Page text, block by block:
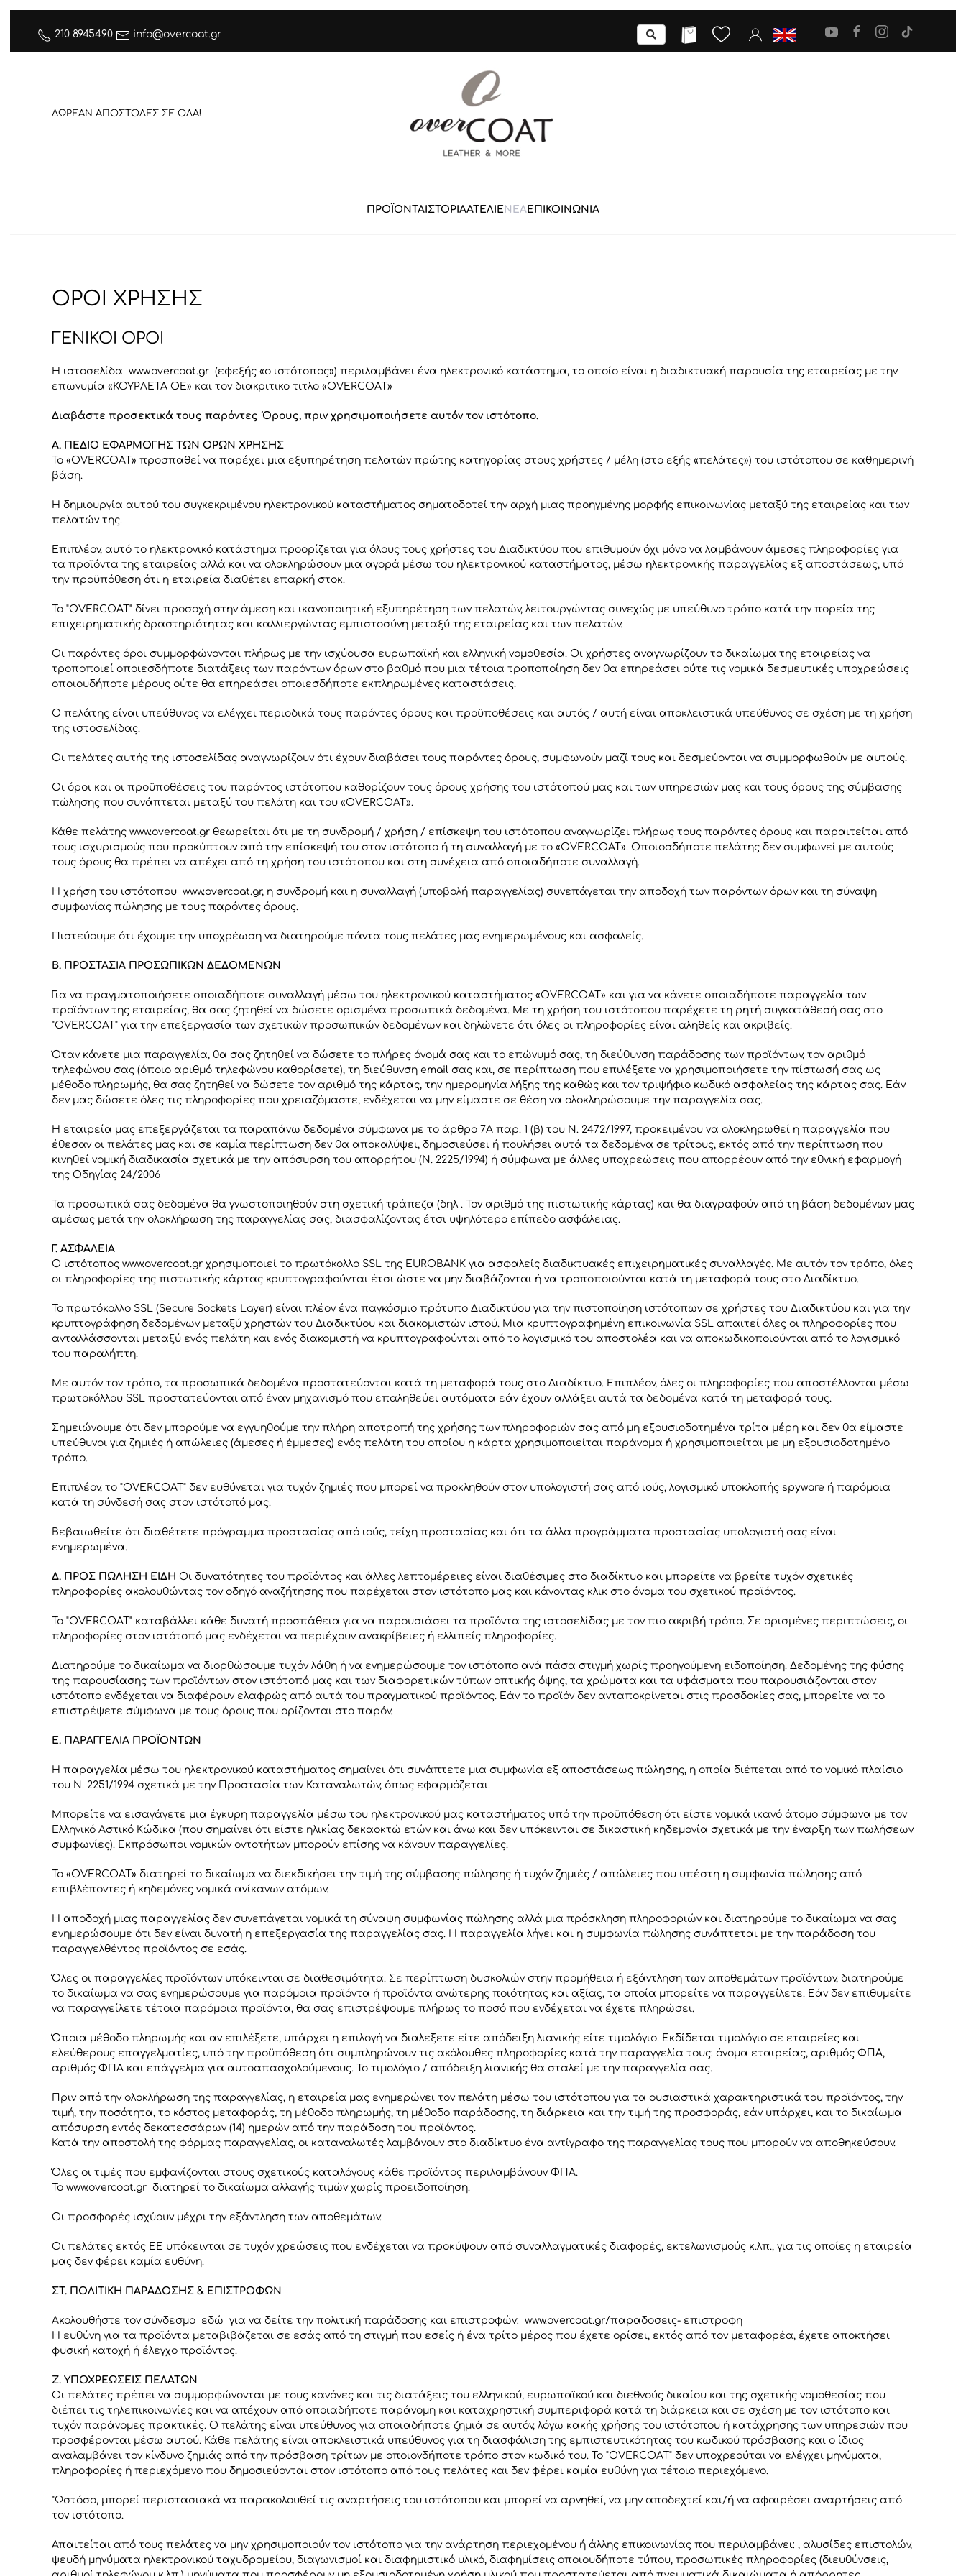
210 8945490 info@overcoat.gr
ΔΩΡΕΑΝ ΑΠΟΣΤΟΛΕΣ ΣΕ ΟΛΑ!
ΠΡΟΪΟΝΤΑΙΣΤΟΡΙΑΑΤΕΛΙΕ ΝΕΑΕΠΙΚΟΙΝΩΝΙΑ
ΟΡΟΙ ΧΡΗΣΗΣ
ΓΕΝΙΚΟΙ ΟΡΟΙ
Η ιστοσελίδα www.overcoat.gr (εφεξής «ο ιστότοπος») περιλαμβάνει ένα ηλεκτρονικό κατάστημα, το οποίο είναι η διαδικτυακή παρουσία της εταιρείας με την
επωνυμία «ΚΟΥΡΛΕΤΑ ΟΕ» και τον διακριτικο τιτλο «OVERCOAT»
Διαβάστε προσεκτικά τους παρόντες Όρους, πριν χρησιμοποιήσετε αυτόν τον ιστότοπο.
Α. ΠΕΔΙΟ ΕΦΑΡΜΟΓΗΣ ΤΩΝ ΟΡΩΝ ΧΡΗΣΗΣ
Το «OVERCOAT» προσπαθεί να παρέχει μια εξυπηρέτηση πελατών πρώτης κατηγορίας στους χρήστες / μέλη (στο εξής «πελάτες») του ιστότοπου σε καθημερινή
βάση.
Η δημιουργία αυτού του συγκεκριμένου ηλεκτρονικού καταστήματος σηματοδοτεί την αρχή μιας προηγμένης μορφής επικοινωνίας μεταξύ της εταιρείας και των
πελατών της.
Επιπλέον, αυτό το ηλεκτρονικό κατάστημα προορίζεται για όλους τους χρήστες του Διαδικτύου που επιθυμούν όχι μόνο να λαμβάνουν άμεσες πληροφορίες για
τα προϊόντα της εταιρείας αλλά και να ολοκληρώσουν μια αγορά μέσω του ηλεκτρονικού καταστήματος, μέσω ηλεκτρονικής παραγγελίας εξ αποστάσεως, υπό
την προϋπόθεση ότι η εταιρεία διαθέτει επαρκή στοκ.
Το "OVERCOAT" δίνει προσοχή στην άμεση και ικανοποιητική εξυπηρέτηση των πελατών, λειτουργώντας συνεχώς με υπεύθυνο τρόπο κατά την πορεία της
επιχειρηματικής δραστηριότητας και καλλιεργώντας εμπιστοσύνη μεταξύ της εταιρείας και των πελατών.
Οι παρόντες όροι συμμορφώνονται πλήρως με την ισχύουσα ευρωπαϊκή και ελληνική νομοθεσία. Οι χρήστες αναγνωρίζουν το δικαίωμα της εταιρείας να
τροποποιεί οποιεσδήποτε διατάξεις των παρόντων όρων στο βαθμό που μια τέτοια τροποποίηση δεν θα επηρεάσει ούτε τις νομικά δεσμευτικές υποχρεώσεις
οποιουδήποτε μέρους ούτε θα επηρεάσει οποιεσδήποτε εκπληρωμένες καταστάσεις.
Ο πελάτης είναι υπεύθυνος να ελέγχει περιοδικά τους παρόντες όρους και προϋποθέσεις και αυτός / αυτή είναι αποκλειστικά υπεύθυνος σε σχέση με τη χρήση
της ιστοσελίδας.
Οι πελάτες αυτής της ιστοσελίδας αναγνωρίζουν ότι έχουν διαβάσει τους παρόντες όρους, συμφωνούν μαζί τους και δεσμεύονται να συμμορφωθούν με αυτούς.
Οι όροι και οι προϋποθέσεις του παρόντος ιστότοπου καθορίζουν τους όρους χρήσης του ιστότοπού μας και των υπηρεσιών μας και τους όρους της σύμβασης
πώλησης που συνάπτεται μεταξύ του πελάτη και του «OVERCOAT».
Κάθε πελάτης www.overcoat.gr θεωρείται ότι με τη συνδρομή / χρήση / επίσκεψη του ιστότοπου αναγνωρίζει πλήρως τους παρόντες όρους και παραιτείται από
τους ισχυρισμούς που προκύπτουν από την επίσκεψή του στον ιστότοπο ή τη συναλλαγή με το «OVERCOAT». Οποιοσδήποτε πελάτης δεν συμφωνεί με αυτούς
τους όρους θα πρέπει να απέχει από τη χρήση του ιστότοπου και στη συνέχεια από οποιαδήποτε συναλλαγή.
Η χρήση του ιστότοπου www.overcoat.gr, η συνδρομή και η συναλλαγή (υποβολή παραγγελίας) συνεπάγεται την αποδοχή των παρόντων όρων και τη σύναψη
συμφωνίας πώλησης με τους παρόντες όρους.
Πιστεύουμε ότι έχουμε την υποχρέωση να διατηρούμε πάντα τους πελάτες μας ενημερωμένους και ασφαλείς.
Β. ΠΡΟΣΤΑΣΙΑ ΠΡΟΣΩΠΙΚΩΝ ΔΕΔΟΜΕΝΩΝ
Για να πραγματοποιήσετε οποιαδήποτε συναλλαγή μέσω του ηλεκτρονικού καταστήματος «OVERCOAT» και για να κάνετε οποιαδήποτε παραγγελία των
προϊόντων της εταιρείας, θα σας ζητηθεί να δώσετε ορισμένα προσωπικά δεδομένα. Με τη χρήση του ιστότοπου παρέχετε τη ρητή συγκατάθεσή σας στο
"OVERCOAT" για την επεξεργασία των σχετικών προσωπικών δεδομένων και δηλώνετε ότι όλες οι πληροφορίες είναι αληθείς και ακριβείς.
Όταν κάνετε μια παραγγελία, θα σας ζητηθεί να δώσετε το πλήρες όνομά σας και το επώνυμό σας, τη διεύθυνση παράδοσης των προϊόντων, τον αριθμό
τηλεφώνου σας (όποιο αριθμό τηλεφώνου καθορίσετε), τη διεύθυνση email σας και, σε περίπτωση που επιλέξετε να χρησιμοποιήσετε την πίστωσή σας ως
μέθοδο πληρωμής, θα σας ζητηθεί να δώσετε τον αριθμό της κάρτας, την ημερομηνία λήξης της καθώς και τον τριψήφιο κωδικό ασφαλείας της κάρτας σας. Εάν
δεν μας δώσετε όλες τις πληροφορίες που χρειαζόμαστε, ενδέχεται να μην είμαστε σε θέση να ολοκληρώσουμε την παραγγελία σας.
Η εταιρεία μας επεξεργάζεται τα παραπάνω δεδομένα σύμφωνα με το άρθρο 7Α παρ. 1 (β) του Ν. 2472/1997, προκειμένου να ολοκληρωθεί η παραγγελία που
έθεσαν οι πελάτες μας και σε καμία περίπτωση δεν θα αποκαλύψει, δημοσιεύσει ή πουλήσει αυτά τα δεδομένα σε τρίτους, εκτός από την περίπτωση που
κινηθεί νομική διαδικασία σχετικά με την απόσυρση του απορρήτου (Ν. 2225/1994) ή σύμφωνα με άλλες υποχρεώσεις που απορρέουν από την εθνική εφαρμογή
της Οδηγίας 24/2006
Τα προσωπικά σας δεδομένα θα γνωστοποιηθούν στη σχετική τράπεζα (δηλ . Τον αριθμό της πιστωτικής κάρτας) και θα διαγραφούν από τη βάση δεδομένων μας
αμέσως μετά την ολοκλήρωση της παραγγελίας σας, διασφαλίζοντας έτσι υψηλότερο επίπεδο ασφάλειας.
Γ. ΑΣΦΑΛΕΙΑ
Ο ιστότοπος www.overcoat.gr χρησιμοποιεί το πρωτόκολλο SSL της EUROBANK για ασφαλείς διαδικτυακές επιχειρηματικές συναλλαγές. Με αυτόν τον τρόπο, όλες
οι πληροφορίες της πιστωτικής κάρτας κρυπτογραφούνται έτσι ώστε να μην διαβάζονται ή να τροποποιούνται κατά τη μεταφορά τους στο Διαδίκτυο.
Το πρωτόκολλο SSL (Secure Sockets Layer) είναι πλέον ένα παγκόσμιο πρότυπο Διαδικτύου για την πιστοποίηση ιστότοπων σε χρήστες του Διαδικτύου και για την
κρυπτογράφηση δεδομένων μεταξύ χρηστών του Διαδικτύου και διακομιστών ιστού. Μια κρυπτογραφημένη επικοινωνία SSL απαιτεί όλες οι πληροφορίες που
ανταλλάσσονται μεταξύ ενός πελάτη και ενός διακομιστή να κρυπτογραφούνται από το λογισμικό του αποστολέα και να αποκωδικοποιούνται από το λογισμικό
του παραλήπτη.
Με αυτόν τον τρόπο, τα προσωπικά δεδομένα προστατεύονται κατά τη μεταφορά τους στο Διαδίκτυο. Επιπλέον, όλες οι πληροφορίες που αποστέλλονται μέσω
πρωτοκόλλου SSL προστατεύονται από έναν μηχανισμό που επαληθεύει αυτόματα εάν έχουν αλλάξει αυτά τα δεδομένα κατά τη μεταφορά τους.
Σημειώνουμε ότι δεν μπορούμε να εγγυηθούμε την πλήρη αποτροπή της χρήσης των πληροφοριών σας από μη εξουσιοδοτημένα τρίτα μέρη και δεν θα είμαστε
υπεύθυνοι για ζημιές ή απώλειες (άμεσες ή έμμεσες) ενός πελάτη του οποίου η κάρτα χρησιμοποιείται παράνομα ή χρησιμοποιείται με μη εξουσιοδοτημένο
τρόπο.
Επιπλέον, το "OVERCOAT" δεν ευθύνεται για τυχόν ζημιές που μπορεί να προκληθούν στον υπολογιστή σας από ιούς, λογισμικό υποκλοπής spyware ή παρόμοια
κατά τη σύνδεσή σας στον ιστότοπό μας.
Βεβαιωθείτε ότι διαθέτετε πρόγραμμα προστασίας από ιούς, τείχη προστασίας και ότι τα άλλα προγράμματα προστασίας υπολογιστή σας είναι
ενημερωμένα.
Δ. ΠΡΟΣ ΠΩΛΗΣΗ ΕΙΔΗ Οι δυνατότητες του προϊόντος και άλλες λεπτομέρειες είναι διαθέσιμες στο διαδίκτυο και μπορείτε να βρείτε τυχόν σχετικές
πληροφορίες ακολουθώντας τον οδηγό αναζήτησης που παρέχεται στον ιστότοπο μας και κάνοντας κλικ στο όνομα του σχετικού προϊόντος.
Το "OVERCOAT" καταβάλλει κάθε δυνατή προσπάθεια για να παρουσιάσει τα προϊόντα της ιστοσελίδας με τον πιο ακριβή τρόπο. Σε ορισμένες περιπτώσεις, οι
πληροφορίες στον ιστότοπό μας ενδέχεται να περιέχουν ανακρίβειες ή ελλιπείς πληροφορίες.
Διατηρούμε το δικαίωμα να διορθώσουμε τυχόν λάθη ή να ενημερώσουμε τον ιστότοπο ανά πάσα στιγμή χωρίς προηγούμενη ειδοποίηση. Δεδομένης της φύσης
της παρουσίασης των προϊόντων στον ιστότοπό μας και των διαφορετικών τύπων οπτικής όψης, τα χρώματα και τα υφάσματα που παρουσιάζονται στον
ιστότοπο ενδέχεται να διαφέρουν ελαφρώς από αυτά του πραγματικού προϊόντος. Εάν το προϊόν δεν ανταποκρίνεται στις προσδοκίες σας, μπορείτε να το
επιστρέψετε σύμφωνα με τους όρους που ορίζονται στο παρόν.
Ε. ΠΑΡΑΓΓΕΛΙΑ ΠΡΟΪΟΝΤΩΝ
Η παραγγελία μέσω του ηλεκτρονικού καταστήματος σημαίνει ότι συνάπτετε μια συμφωνία εξ αποστάσεως πώλησης, η οποία διέπεται από το νομικό πλαίσιο
του Ν. 2251/1994 σχετικά με την Προστασία των Καταναλωτών, όπως εφαρμόζεται.
Μπορείτε να εισαγάγετε μια έγκυρη παραγγελία μέσω του ηλεκτρονικού μας καταστήματος υπό την προϋπόθεση ότι είστε νομικά ικανό άτομο σύμφωνα με τον
Ελληνικό Αστικό Κώδικα (που σημαίνει ότι είστε ηλικίας δεκαοκτώ ετών και άνω και δεν υπόκεινται σε δικαστική κηδεμονία σχετικά με την έναρξη των πωλήσεων
συμφωνίες). Εκπρόσωποι νομικών οντοτήτων μπορούν επίσης να κάνουν παραγγελίες.
Το «OVERCOAT» διατηρεί το δικαίωμα να διεκδικήσει την τιμή της σύμβασης πώλησης ή τυχόν ζημιές / απώλειες που υπέστη η συμφωνία πώλησης από
επιβλέποντες ή κηδεμόνες νομικά ανίκανων ατόμων.
Η αποδοχή μιας παραγγελίας δεν συνεπάγεται νομικά τη σύναψη συμφωνίας πώλησης αλλά μια πρόσκληση πληροφοριών και διατηρούμε το δικαίωμα να σας
ενημερώσουμε ότι δεν είναι δυνατή η επεξεργασία της παραγγελίας σας. Η παραγγελία λήγει και η συμφωνία πώλησης συνάπτεται με την παράδοση του
παραγγελθέντος προϊόντος σε εσάς.
Όλες οι παραγγελίες προϊόντων υπόκεινται σε διαθεσιμότητα. Σε περίπτωση δυσκολιών στην προμήθεια ή εξάντληση των αποθεμάτων προϊόντων, διατηρούμε
το δικαίωμα να σας ενημερώσουμε για παρόμοια προϊόντα ή προϊόντα ανώτερης ποιότητας και αξίας, τα οποία μπορείτε να παραγγείλετε. Εάν δεν επιθυμείτε
να παραγγείλετε τέτοια παρόμοια προϊόντα, θα σας επιστρέψουμε πλήρως το ποσό που ενδέχεται να έχετε πληρώσει.
Όποια μέθοδο πληρωμής και αν επιλέξετε, υπάρχει η επιλογή να διαλεξετε είτε απόδειξη λιανικής είτε τιμολόγιο. Εκδίδεται τιμολόγιο σε εταιρείες και
ελεύθερους επαγγελματίες, υπό την προϋπόθεση ότι συμπληρώνουν τις ακόλουθες πληροφορίες κατά την παραγγελία τους: όνομα εταιρείας, αριθμός ΦΠΑ,
αριθμός ΦΠΑ και επάγγελμα για αυτοαπασχολούμενους. Το τιμολόγιο / απόδειξη λιανικής θα σταλεί με την παραγγελία σας.
Πριν από την ολοκλήρωση της παραγγελίας, η εταιρεία μας ενημερώνει τον πελάτη μέσω του ιστότοπου για τα ουσιαστικά χαρακτηριστικά του προϊόντος, την
τιμή, την ποσότητα, το κόστος μεταφοράς, τη μέθοδο πληρωμής, τη μέθοδο παράδοσης, τη διάρκεια και την τιμή της προσφοράς, εάν υπάρχει, και το δικαίωμα
απόσυρση εντός δεκατεσσάρων (14) ημερών από την παράδοση του προϊόντος.
Κατά την αποστολή της φόρμας παραγγελίας, οι καταναλωτές λαμβάνουν στο διαδίκτυο ένα αντίγραφο της παραγγελίας τους που μπορούν να αποθηκεύσουν.
Όλες οι τιμές που εμφανίζονται στους σχετικούς καταλόγους κάθε προϊόντος περιλαμβάνουν ΦΠΑ.
Το www.overcoat.gr διατηρεί το δικαίωμα αλλαγής τιμών χωρίς προειδοποίηση.
Οι προσφορές ισχύουν μέχρι την εξάντληση των αποθεμάτων.
Οι πελάτες εκτός ΕΕ υπόκεινται σε τυχόν χρεώσεις που ενδέχεται να προκύψουν από συναλλαγματικές διαφορές, εκτελωνισμούς κ.λπ., για τις οποίες η εταιρεία
μας δεν φέρει καμία ευθύνη.
ΣΤ. ΠΟΛΙΤΙΚΗ ΠΑΡΑΔΟΣΗΣ & ΕΠΙΣΤΡΟΦΩΝ
Ακολουθήστε τον σύνδεσμο εδώ για να δείτε την πολιτική παράδοσης και επιστροφών: www.overcoat.gr/παραδοσεις- επιστροφη
Η ευθύνη για τα προϊόντα μεταβιβάζεται σε εσάς από τη στιγμή που εσείς ή ένα τρίτο μέρος που έχετε ορίσει, εκτός από τον μεταφορέα, έχετε αποκτήσει
φυσική κατοχή ή έλεγχο προϊόντος.
Ζ. ΥΠΟΧΡΕΩΣΕΙΣ ΠΕΛΑΤΩΝ
Οι πελάτες πρέπει να συμμορφώνονται με τους κανόνες και τις διατάξεις του ελληνικού, ευρωπαϊκού και διεθνούς δικαίου και της σχετικής νομοθεσίας που
διέπει τις τηλεπικοινωνίες και να απέχουν από οποιαδήποτε παράνομη και καταχρηστική συμπεριφορά κατά τη διάρκεια και σε σχέση με τον ιστότοπο και
τυχόν παράνομες πρακτικές. Ο πελάτης είναι υπεύθυνος για οποιαδήποτε ζημιά σε αυτόν, λόγω κακής χρήσης του ιστότοπου ή κατάχρησης των υπηρεσιών που
προσφέρονται μέσω αυτού. Κάθε πελάτης είναι αποκλειστικά υπεύθυνος για τη διασφάλιση της εμπιστευτικότητας του κωδικού πρόσβασης και ο ίδιος
αναλαμβάνει τον κίνδυνο ζημιάς από την πρόσβαση τρίτων με οποιονδήποτε τρόπο στον κωδικό του. Το "OVERCOAT" δεν υποχρεούται να ελέγχει μηνύματα,
πληροφορίες ή περιεχόμενο που δημοσιεύονται στον ιστότοπο από τους πελάτες και δεν φέρει καμία ευθύνη για τέτοιο περιεχόμενο.
"Ωστόσο, μπορεί περιστασιακά να παρακολουθεί τις αναρτήσεις του ιστότοπου και μπορεί να αρνηθεί, να μην αποδεχτεί και/ή να αφαιρέσει αναρτήσεις από
τον ιστότοπο.
Απαιτείται από τους πελάτες να μην χρησιμοποιούν τον ιστότοπο για την ανάρτηση περιεχομένου ή άλλης επικοινωνίας που περιλαμβάνει: , αλυσίδες επιστολών,
ψευδή μηνύματα ηλεκτρονικού ταχυδρομείου, διαγωνισμοί και διαφημιστικό υλικό, διαφημίσεις οποιουδήποτε τύπου, προσωπικές πληροφορίες (διευθύνσεις,